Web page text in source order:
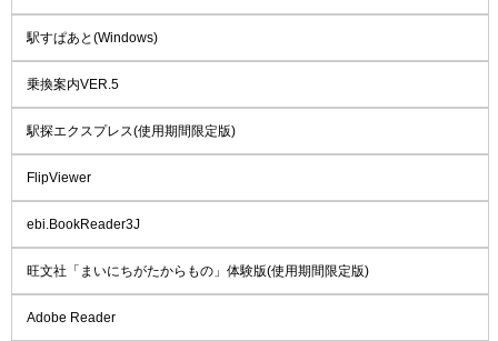
駅すぱあと(Windows)
乗換案内VER.5
駅探エクスプレス(使用期間限定版)
FlipViewer
ebi.BookReader3J
旺文社「まいにちがたからもの」体験版(使用期間限定版)
Adobe Reader